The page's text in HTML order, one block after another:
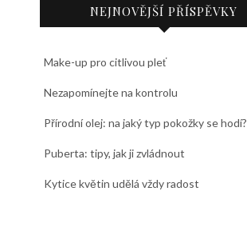
NEJNOVĚJŠÍ PŘÍSPĚVKY
Make-up pro citlivou pleť
Nezapomínejte na kontrolu
Přírodní olej: na jaký typ pokožky se hodí?
Puberta: tipy, jak ji zvládnout
Kytice květin udělá vždy radost